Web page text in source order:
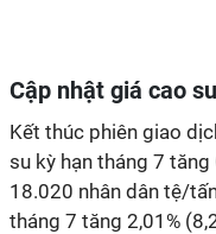
Cập nhật giá cao
Kết thúc phiên giao
su kỳ hạn tháng 7
18.020 nhân dân tệ/
tháng 7 tăng 2,01%